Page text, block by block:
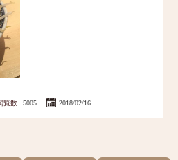
覧数 5005 2018/02/16